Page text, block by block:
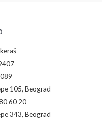
105, Beograd
60 20
343, Beograd